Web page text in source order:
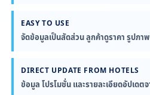
EASY TO USE
จัดข้อมูลเป็นสัดส่วน ลูกค้าดูราคา รูปภา
DIRECT UPDATE FROM HOTELS
ข้อมูล โปรโมชั่น และรายละเอียดอัปเด